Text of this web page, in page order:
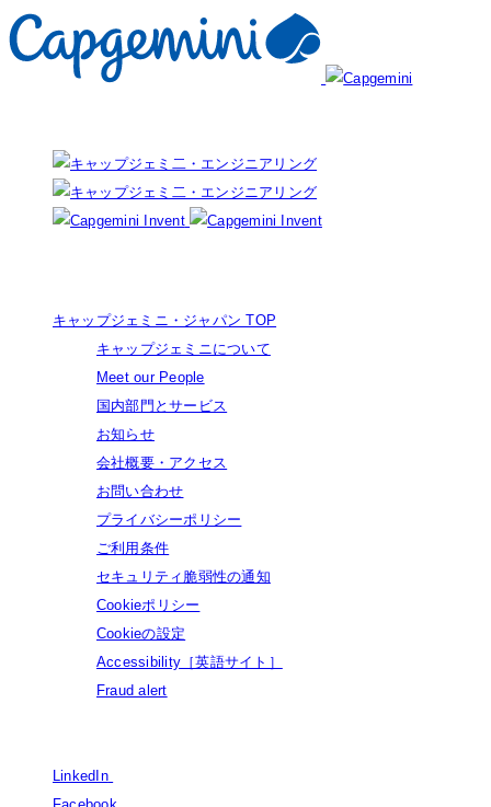
キャップジェミニ・ジャパン TOP
キャップジェミニについて
Meet our People
国内部門とサービス
お知らせ
会社概要・アクセス
お問い合わせ
プライバシーポリシー
ご利用条件
セキュリティ脆弱性の通知
Cookieポリシー
Cookieの設定
Accessibility［英語サイト］
Fraud alert
LinkedIn